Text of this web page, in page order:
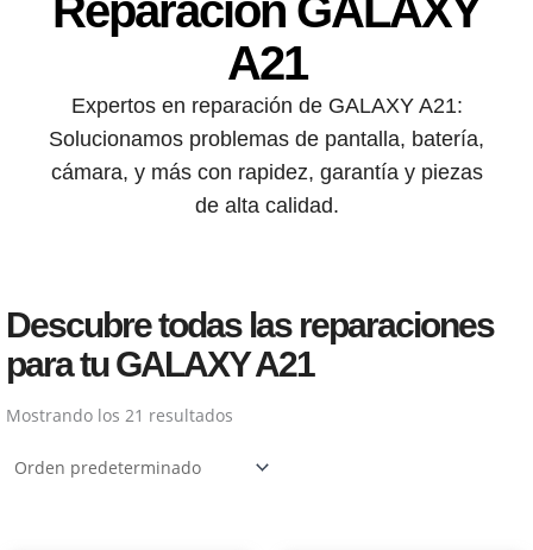
Reparacion GALAXY
A21
Expertos en reparación de GALAXY A21:
Solucionamos problemas de pantalla, batería,
cámara, y más con rapidez, garantía y piezas
de alta calidad.
Descubre todas las reparaciones
para tu GALAXY A21
Mostrando los 21 resultados